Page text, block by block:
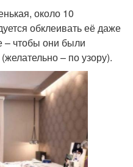
около 10
обклеивать её даже
– чтобы они были
– по узору).